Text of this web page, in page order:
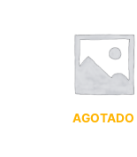
AGOTADO